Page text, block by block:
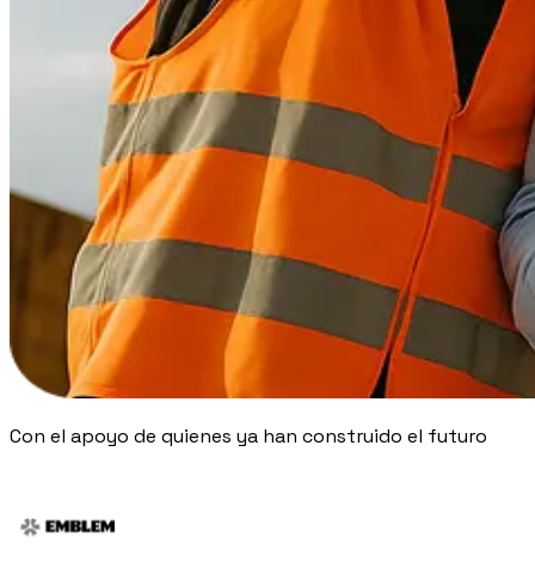
Strumenti
Calcolatori e strumenti gratuiti per la tua impresa
Casi studio
Storie di imprese edili che usano Pillar
Blog
Norme, cassa e cantiere spiegati facile
Webinar
Conversazioni dal vivo e on-demand con il team di Pillar
🇮🇹Italia
Con el apoyo de quienes ya han construido el futuro